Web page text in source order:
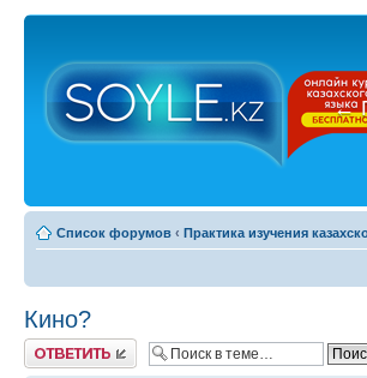
←
Список форумов ‹ Практика изучения
Кино?
Ответить